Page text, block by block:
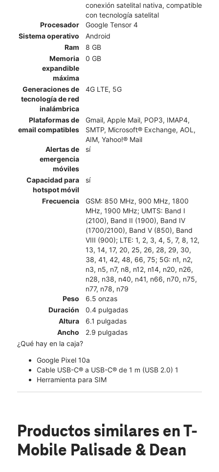
conexión satelital nativa, compatible
con tecnología satelital
Procesador
Google Tensor 4
Sistema operativo
Android
Ram
8 GB
Memoria
expandible
máxima
0 GB
Generaciones de
tecnología de red
inalámbrica
4G LTE, 5G
Plataformas de
email compatibles
Gmail, Apple Mail, POP3, IMAP4,
SMTP, Microsoft® Exchange, AOL,
AIM, Yahoo!® Mail
Alertas de
emergencia
móviles
sí
Capacidad para
hotspot móvil
sí
Frecuencia
GSM: 850 MHz, 900 MHz, 1800
MHz, 1900 MHz; UMTS: Band I
(2100), Band II (1900), Band IV
(1700/2100), Band V (850), Band
VIII (900); LTE: 1, 2, 3, 4, 5, 7, 8, 12,
13, 14, 17, 20, 25, 26, 28, 29, 30,
38, 41, 42, 48, 66, 75; 5G: n1, n2,
n3, n5, n7, n8, n12, n14, n20, n26,
n28, n38, n40, n41, n66, n70, n75,
n77, n78, n79
Peso
6.5 onzas
Duración
0.4 pulgadas
Altura
6.1 pulgadas
Ancho
2.9 pulgadas
¿Qué hay en la caja?
Google Pixel 10a
Cable USB-C® a USB-C® de 1 m (USB 2.0) 1
Herramienta para SIM
Productos similares en T-
Mobile Palisade & Dean